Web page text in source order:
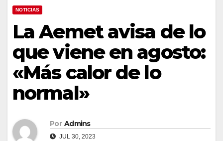
NOTICIAS
La Aemet avisa de lo
que viene en agosto:
«Más calor de lo
normal»
Por Admins
JUL 30, 2023